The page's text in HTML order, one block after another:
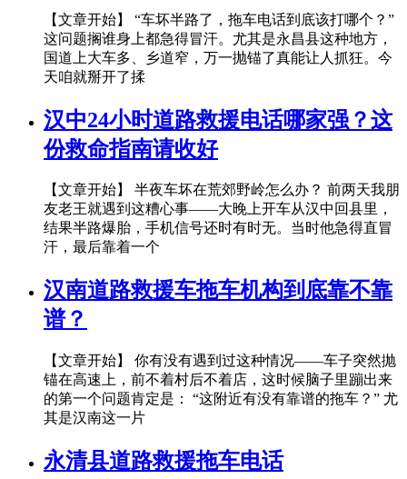
【文章开始】 “车坏半路了，拖车电话到底该打哪个？”
这问题搁谁身上都急得冒汗。尤其是永昌县这种地方，
国道上大车多、乡道窄，万一抛锚了真能让人抓狂。今
天咱就掰开了揉
汉中24小时道路救援电话哪家强？这
份救命指南请收好
【文章开始】 半夜车坏在荒郊野岭怎么办？ 前两天我朋
友老王就遇到这糟心事——大晚上开车从汉中回县里，
结果半路爆胎，手机信号还时有时无。当时他急得直冒
汗，最后靠着一个
汉南道路救援车拖车机构到底靠不靠
谱？
【文章开始】 你有没有遇到过这种情况——车子突然抛
锚在高速上，前不着村后不着店，这时候脑子里蹦出来
的第一个问题肯定是： “这附近有没有靠谱的拖车？” 尤
其是汉南这一片
永清县道路救援拖车电话